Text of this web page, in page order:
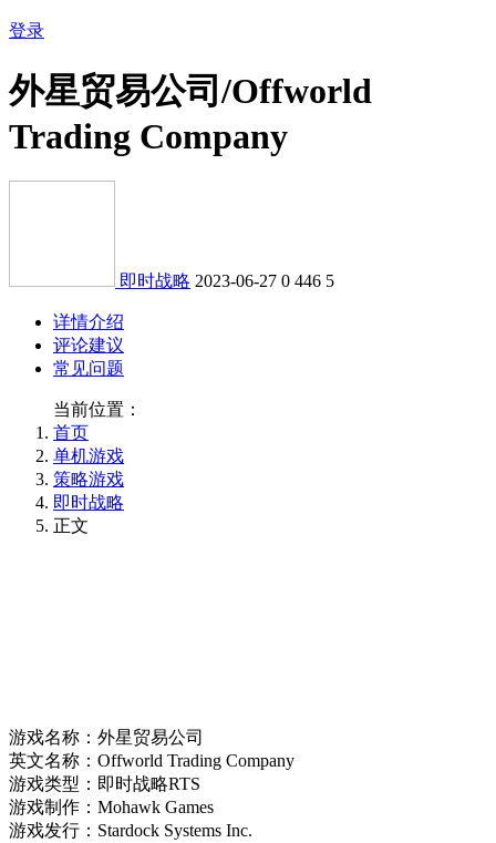
登录
外星贸易公司/Offworld
Trading Company
即时战略 2023-06-27 0 446 5
详情介绍
评论建议
常见问题
当前位置：
首页
单机游戏
策略游戏
即时战略
正文
游戏名称：外星贸易公司
英文名称：Offworld Trading Company
游戏类型：即时战略RTS
游戏制作：Mohawk Games
游戏发行：Stardock Systems Inc.